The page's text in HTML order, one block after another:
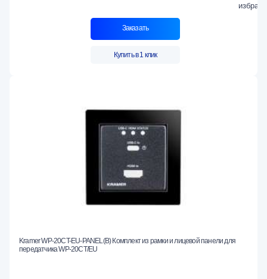
Заказать
Купить в 1 клик
Kramer WP-20CT-EU-PANEL(B) Комплект из рамки и лицевой панели для
передатчика WP-20CT/EU